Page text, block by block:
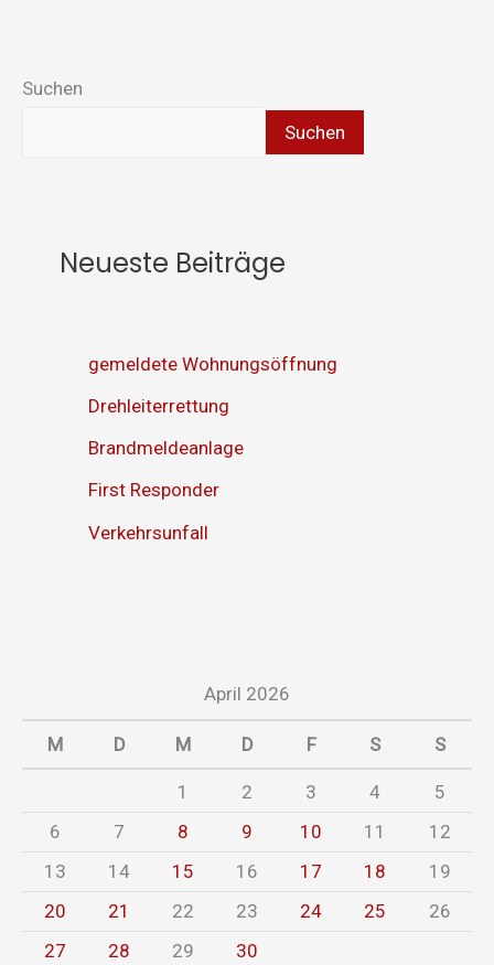
Suchen
Suchen
Neueste Beiträge
gemeldete Wohnungsöffnung
Drehleiterrettung
Brandmeldeanlage
First Responder
Verkehrsunfall
April 2026
M D M D F S S
1 2 3 4
5
6
7 8 9 10 11
12
13
14 15 16 17 18
19
20
21 22 23 24 25
26
27
28 29 30